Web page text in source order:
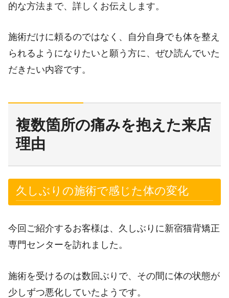
的な方法まで、詳しくお伝えします。
施術だけに頼るのではなく、自分自身でも体を整え
られるようになりたいと願う方に、ぜひ読んでいた
だきたい内容です。
複数箇所の痛みを抱えた来店
理由
久しぶりの施術で感じた体の変化
今回ご紹介するお客様は、久しぶりに新宿猫背矯正
専門センターを訪れました。
施術を受けるのは数回ぶりで、その間に体の状態が
少しずつ悪化していたようです。